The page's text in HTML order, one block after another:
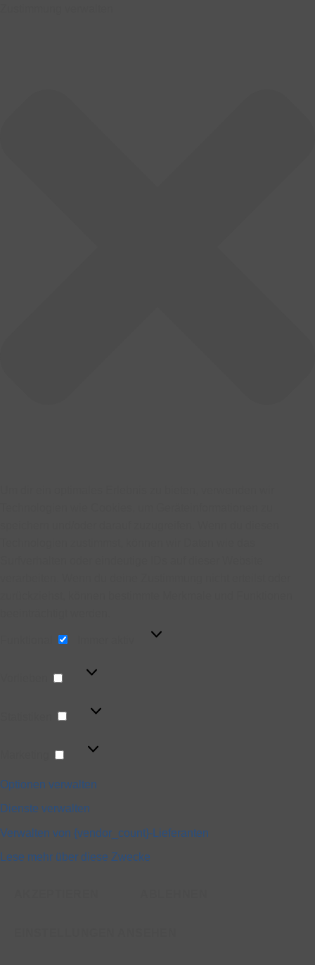
Vorlieben
Statistiken
Marketing
Optionen verwalten
Dienste verwalten
Verwalten von {vendor_count}-Lieferanten
Lese mehr über diese Zwecke